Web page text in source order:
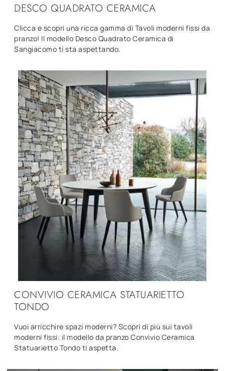
DESCO QUADRATO CERAMICA
Clicca e scopri una ricca gamma di Tavoli moderni fissi da
pranzo! Il modello Desco Quadrato Ceramica di
Sangiacomo ti sta aspettando.
CONVIVIO CERAMICA STATUARIETTO
TONDO
Vuoi arricchire spazi moderni? Scopri di più sui tavoli
moderni fissi: il modello da pranzo Convivio Ceramica
Statuarietto Tondo ti aspetta.